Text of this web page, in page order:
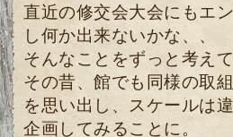
直近の修交会大会にもエ
し何か出来ないかな、、
そんなことをずっと考え
その昔、館でも同様の取
を思い出し、スケールは
企画してみることに。